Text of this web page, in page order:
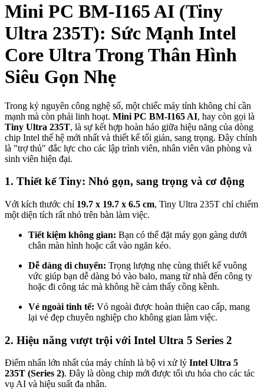
Mini PC BM-I165 AI (Tiny
Ultra 235T): Sức Mạnh Intel
Core Ultra Trong Thân Hình
Siêu Gọn Nhẹ
Trong kỷ nguyên công nghệ số, một chiếc máy tính không chỉ cần
mạnh mà còn phải linh hoạt. Mini PC BM-I165 AI, hay còn gọi là
Tiny Ultra 235T, là sự kết hợp hoàn hảo giữa hiệu năng của dòng
chip Intel thế hệ mới nhất và thiết kế tối giản, sang trọng. Đây chính
là "trợ thủ" đắc lực cho các lập trình viên, nhân viên văn phòng và
sinh viên hiện đại.
1. Thiết kế Tiny: Nhỏ gọn, sang trọng và cơ động
Với kích thước chỉ 19.7 x 19.7 x 6.5 cm, Tiny Ultra 235T chỉ chiếm
một diện tích rất nhỏ trên bàn làm việc.
Tiết kiệm không gian: Bạn có thể đặt máy gọn gàng dưới
chân màn hình hoặc cất vào ngăn kéo.
Dễ dàng di chuyển: Trọng lượng nhẹ cùng thiết kế vuông
vức giúp bạn dễ dàng bỏ vào balo, mang từ nhà đến công ty
hoặc đi công tác mà không hề cảm thấy cồng kềnh.
Vẻ ngoài tinh tế: Vỏ ngoài được hoàn thiện cao cấp, mang
lại vẻ đẹp chuyên nghiệp cho không gian làm việc.
2. Hiệu năng vượt trội với Intel Ultra 5 Series 2
Điểm nhấn lớn nhất của máy chính là bộ vi xử lý Intel Ultra 5
235T (Series 2). Đây là dòng chip mới được tối ưu hóa cho các tác
vụ AI và hiệu suất đa nhân.